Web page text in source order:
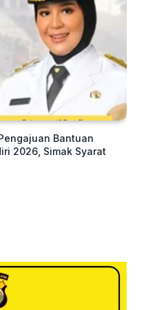
Bantuan
2026, Simak Syarat